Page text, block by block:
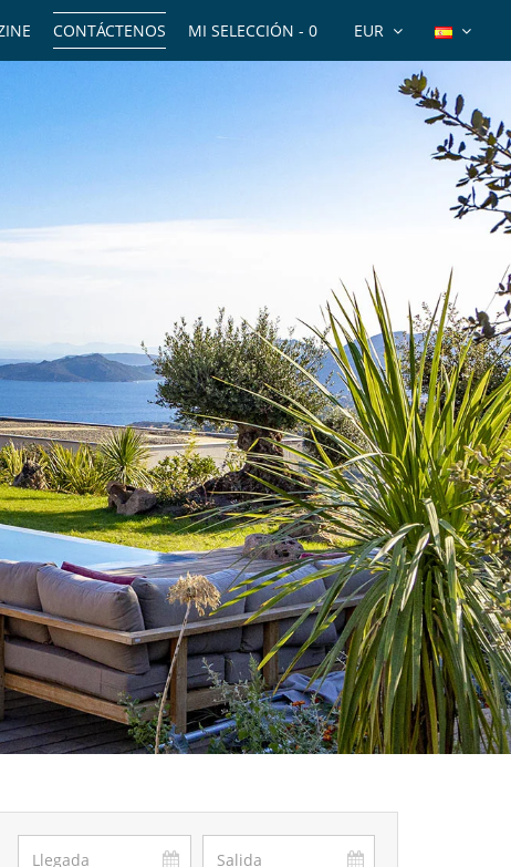
EUR
MI SELECCIÓN - 0
CONTÁCTENOS